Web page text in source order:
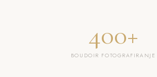
400+
BOUDOIR FOTOGRAFIRANJE